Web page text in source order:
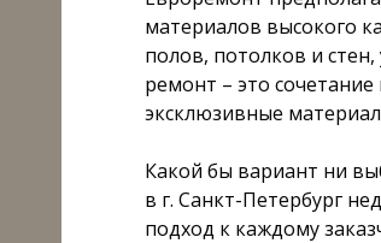
материалов высокого
полов, потолков и
ремонт – это
эксклюзивные
Какой бы вариант ни
в г. Санкт-Петербург
подход к каждому